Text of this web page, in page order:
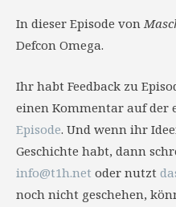
In dieser Episode von
Defcon Omega.
Ihr habt Feedback zu
einen Kommentar auf der
Episode. Und wenn ihr
Geschichte habt, dann
info@t1h.net oder nutzt
noch nicht geschehen,